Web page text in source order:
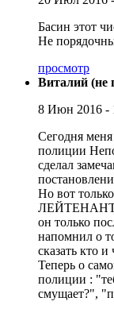
Басин этот
Не
просмотр
Виталий (не
8 Июн 2016 -
Сегодня
полиции
сделал
Но вот
он только
напомнил о
сказать кто и
Теперь о
полиции :
смущает?",